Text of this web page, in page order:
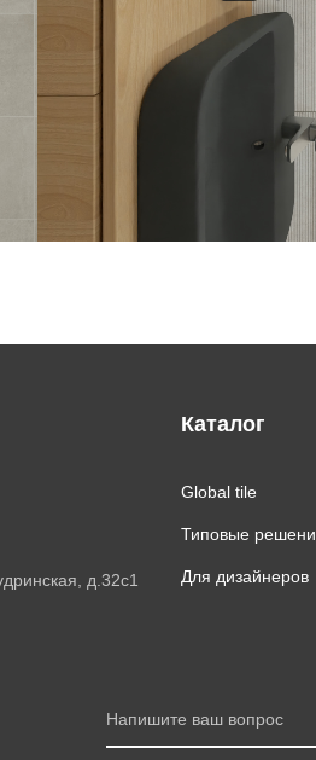
д.32с1
Каталог
Global tile
Типовые
Для дизайнеров